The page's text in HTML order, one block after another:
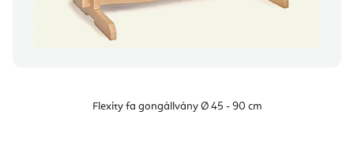
Flexity fa gongállvány Ø 45 - 90 cm